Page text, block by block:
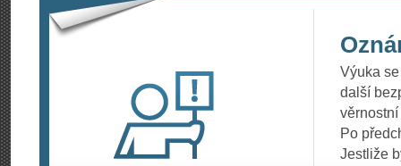
Výuka
další
Po
Jestliže